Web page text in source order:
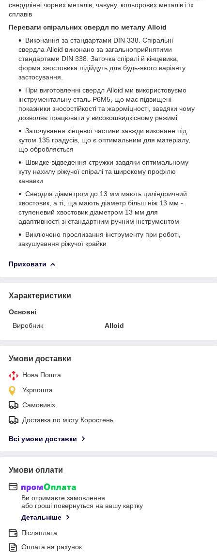
свердлінні чорних металів, чавуну, кольорових металів і їх
сплавів
Переваги спіральних свердл по металу Alloid
Виконання за стандартами DIN 338. Спіральні
свердла Alloid виконано за загальноприйнятими
стандартами DIN 338. Заточка спіралі й кінцевика,
форма хвостовика підійдуть для будь-якого варіанту
застосування.
При виготовленні свердл Alloid ми використовуємо
інструментальну сталь Р6М5, що має підвищені
показники зносостійкості та жароміцності, завдяки чому
дозволяє працювати у високошвидкісному режимі
Заточування кінцевої частини завжди виконане під
кутом 135 градусів, що є оптимальним для матеріалу,
що обробляється
Швидке відведення стружки завдяки оптимальному
куту нахилу ріжучої спіралі та широкому профілю
канавки
Свердла діаметром до 13 мм мають циліндричний
хвостовик, а ті, ща мають діаметр більш ніж 13 мм -
ступеневий хвостовик діаметром 13 мм для
адаптивності зі стандартним ручним інструментом
Виключено прослизання інструменту при роботі,
закушування ріжучої крайки
Приховати
Характеристики
Основні
Виробник
Alloid
Умови доставки
Нова Пошта
Укрпошта
Самовивіз
Доставка по місту Коростень
Всі умови доставки
Умови оплати
Ви отримаєте замовлення
або гроші повернуться на вашу картку
Детальніше
Післяплата
Оплата на рахунок